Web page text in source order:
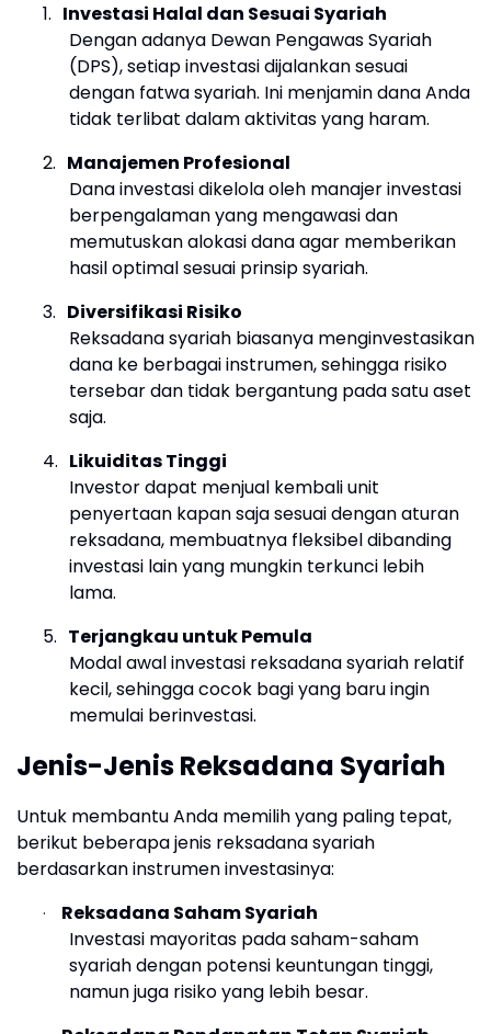
1. Investasi Halal dan Sesuai Syariah
Dengan adanya Dewan Pengawas Syariah
(DPS), setiap investasi dijalankan sesuai
dengan fatwa syariah. Ini menjamin dana Anda
tidak terlibat dalam aktivitas yang haram.
2. Manajemen Profesional
Dana investasi dikelola oleh manajer investasi
berpengalaman yang mengawasi dan
memutuskan alokasi dana agar memberikan
hasil optimal sesuai prinsip syariah.
3. Diversifikasi Risiko
Reksadana syariah biasanya menginvestasikan
dana ke berbagai instrumen, sehingga risiko
tersebar dan tidak bergantung pada satu aset
saja.
4. Likuiditas Tinggi
Investor dapat menjual kembali unit
penyertaan kapan saja sesuai dengan aturan
reksadana, membuatnya fleksibel dibanding
investasi lain yang mungkin terkunci lebih
lama.
5. Terjangkau untuk Pemula
Modal awal investasi reksadana syariah relatif
kecil, sehingga cocok bagi yang baru ingin
memulai berinvestasi.
Jenis-Jenis Reksadana Syariah
Untuk membantu Anda memilih yang paling tepat,
berikut beberapa jenis reksadana syariah
berdasarkan instrumen investasinya:
·
Reksadana Saham Syariah
Investasi mayoritas pada saham-saham
syariah dengan potensi keuntungan tinggi,
namun juga risiko yang lebih besar.